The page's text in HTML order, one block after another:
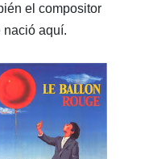
el compositor
nació aquí.